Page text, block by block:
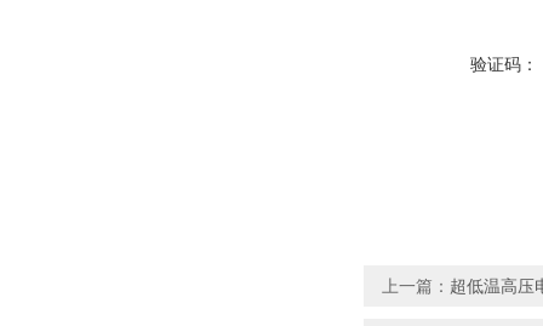
验证码：
上一篇： 超低温高压